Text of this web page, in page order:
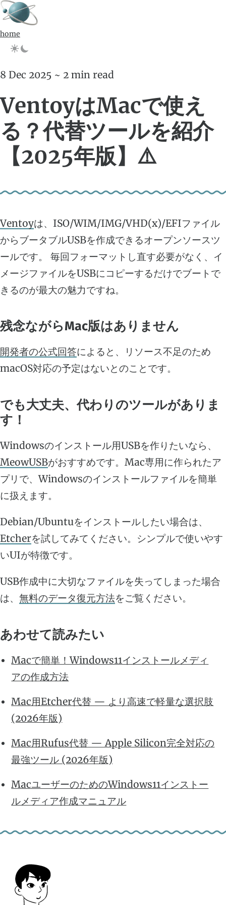
home
8 Dec 2025 ~ 2 min read
VentoyはMacで使え
る？代替ツールを紹介
【2025年版】⚠️
Ventoyは、ISO/WIM/IMG/VHD(x)/EFIファイル
からブータブルUSBを作成できるオープンソースツ
ールです。 毎回フォーマットし直す必要がなく、イ
メージファイルをUSBにコピーするだけでブートで
きるのが最大の魅力ですね。
残念ながらMac版はありません
開発者の公式回答によると、リソース不足のため
macOS対応の予定はないとのことです。
でも大丈夫、代わりのツールがありま
す！
Windowsのインストール用USBを作りたいなら、
MeowUSBがおすすめです。Mac専用に作られたア
プリで、Windowsのインストールファイルを簡単
に扱えます。
Debian/Ubuntuをインストールしたい場合は、
Etcherを試してみてください。シンプルで使いやす
いUIが特徴です。
USB作成中に大切なファイルを失ってしまった場合
は、 無料のデータ復元方法をご覧ください。
あわせて読みたい
Macで簡単！Windows11インストールメディ
アの作成方法
Mac用Etcher代替 — より高速で軽量な選択肢
(2026年版)
Mac用Rufus代替 — Apple Silicon完全対応の
最強ツール (2026年版)
MacユーザーのためのWindows11インストー
ルメディア作成マニュアル